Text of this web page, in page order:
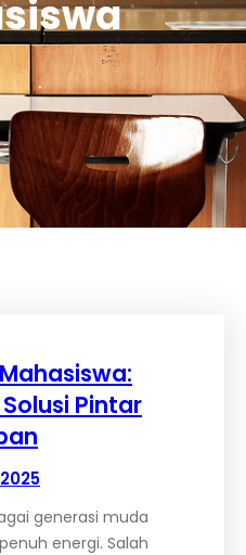
Pintar
generasi muda
energi. Salah